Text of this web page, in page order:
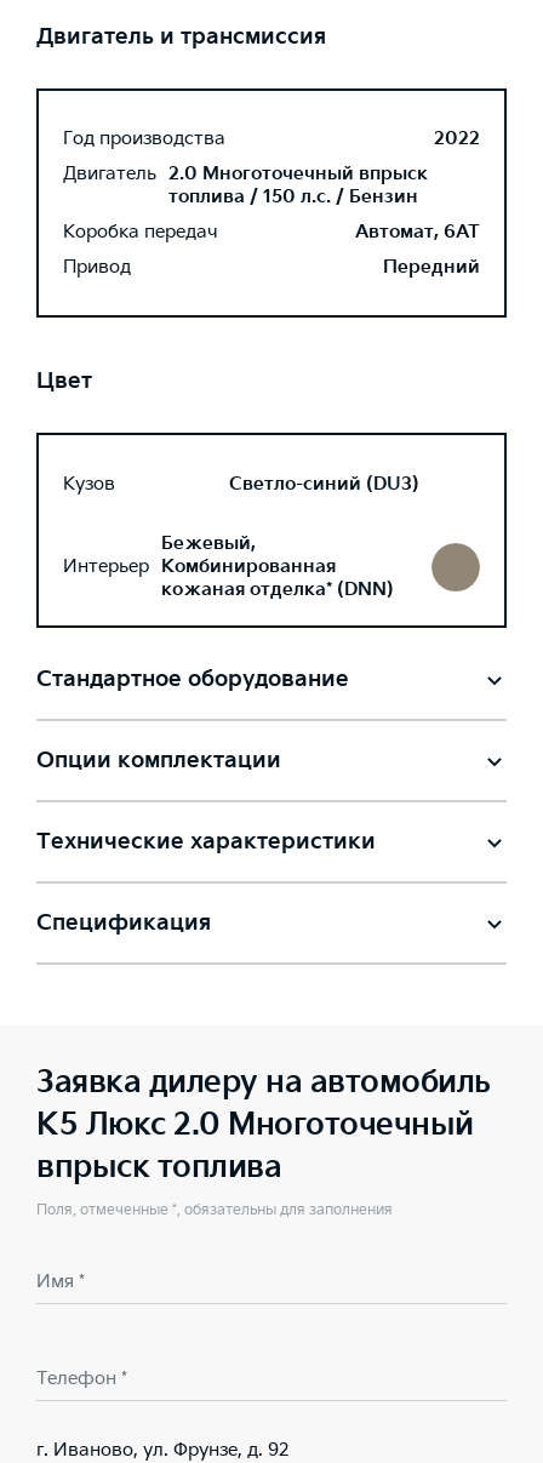
Двигатель и трансмиссия
Год производства
2022
Двигатель 2.0 Многоточечный впрыск
топлива / 150 л.с. / Бензин
Коробка передач
Автомат, 6AT
Привод
Передний
Цвет
Кузов Светло-синий (DU3)
Интерьер
Бежевый,
Комбинированная
кожаная отделка* (DNN)
Стандартное оборудование
Опции комплектации
Технические характеристики
Спецификация
Заявка дилеру на автомобиль
K5 Люкс 2.0 Многоточечный
впрыск топлива
Поля, отмеченные *, обязательны для заполнения
Имя *
Телефон *
г. Иваново, ул. Фрунзе, д. 92